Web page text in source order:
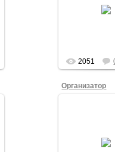
2051
Организатор
и митинга
честные